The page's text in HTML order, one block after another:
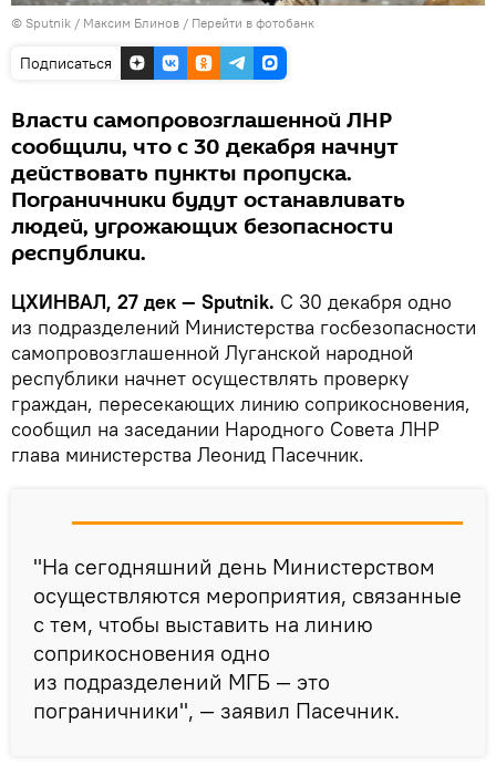
© Sputnik / Максим Блинов / Перейти в фотобанк
Подписаться
Власти самопровозглашенной ЛНР
сообщили, что с 30 декабря начнут
действовать пункты пропуска.
Пограничники будут останавливать
людей, угрожающих безопасности
республики.
ЦХИНВАЛ, 27 дек — Sputnik. С 30 декабря одно
из подразделений Министерства госбезопасности
самопровозглашенной Луганской народной
республики начнет осуществлять проверку
граждан, пересекающих линию соприкосновения,
сообщил на заседании Народного Совета ЛНР
глава министерства Леонид Пасечник.
"На сегодняшний день Министерством
осуществляются мероприятия, связанные
с тем, чтобы выставить на линию
соприкосновения одно
из подразделений МГБ — это
пограничники", — заявил Пасечник.